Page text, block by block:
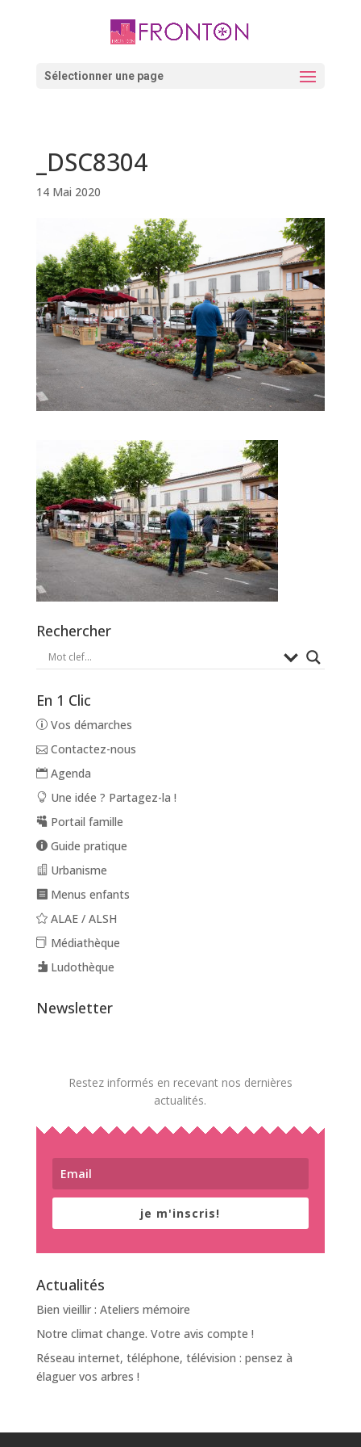
Sélectionner une page
_DSC8304
14 Mai 2020
Rechercher
En 1 Clic
Vos démarches
Contactez-nous
Agenda
Une idée ? Partagez-la !
Portail famille
Guide pratique
Urbanisme
Menus enfants
ALAE / ALSH
Médiathèque
Ludothèque
Newsletter
Restez informés en recevant nos dernières
actualités.
je m'inscris!
Actualités
Bien vieillir : Ateliers mémoire
Notre climat change. Votre avis compte !
Réseau internet, téléphone, télévision : pensez à
élaguer vos arbres !